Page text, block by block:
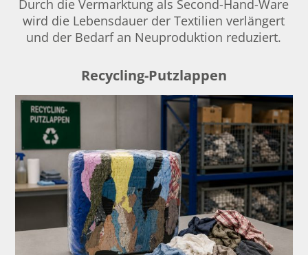
Durch die Vermarktung als Second-Hand-Ware
wird die Lebensdauer der Textilien verlängert
und der Bedarf an Neuproduktion reduziert.
Recycling-Putzlappen